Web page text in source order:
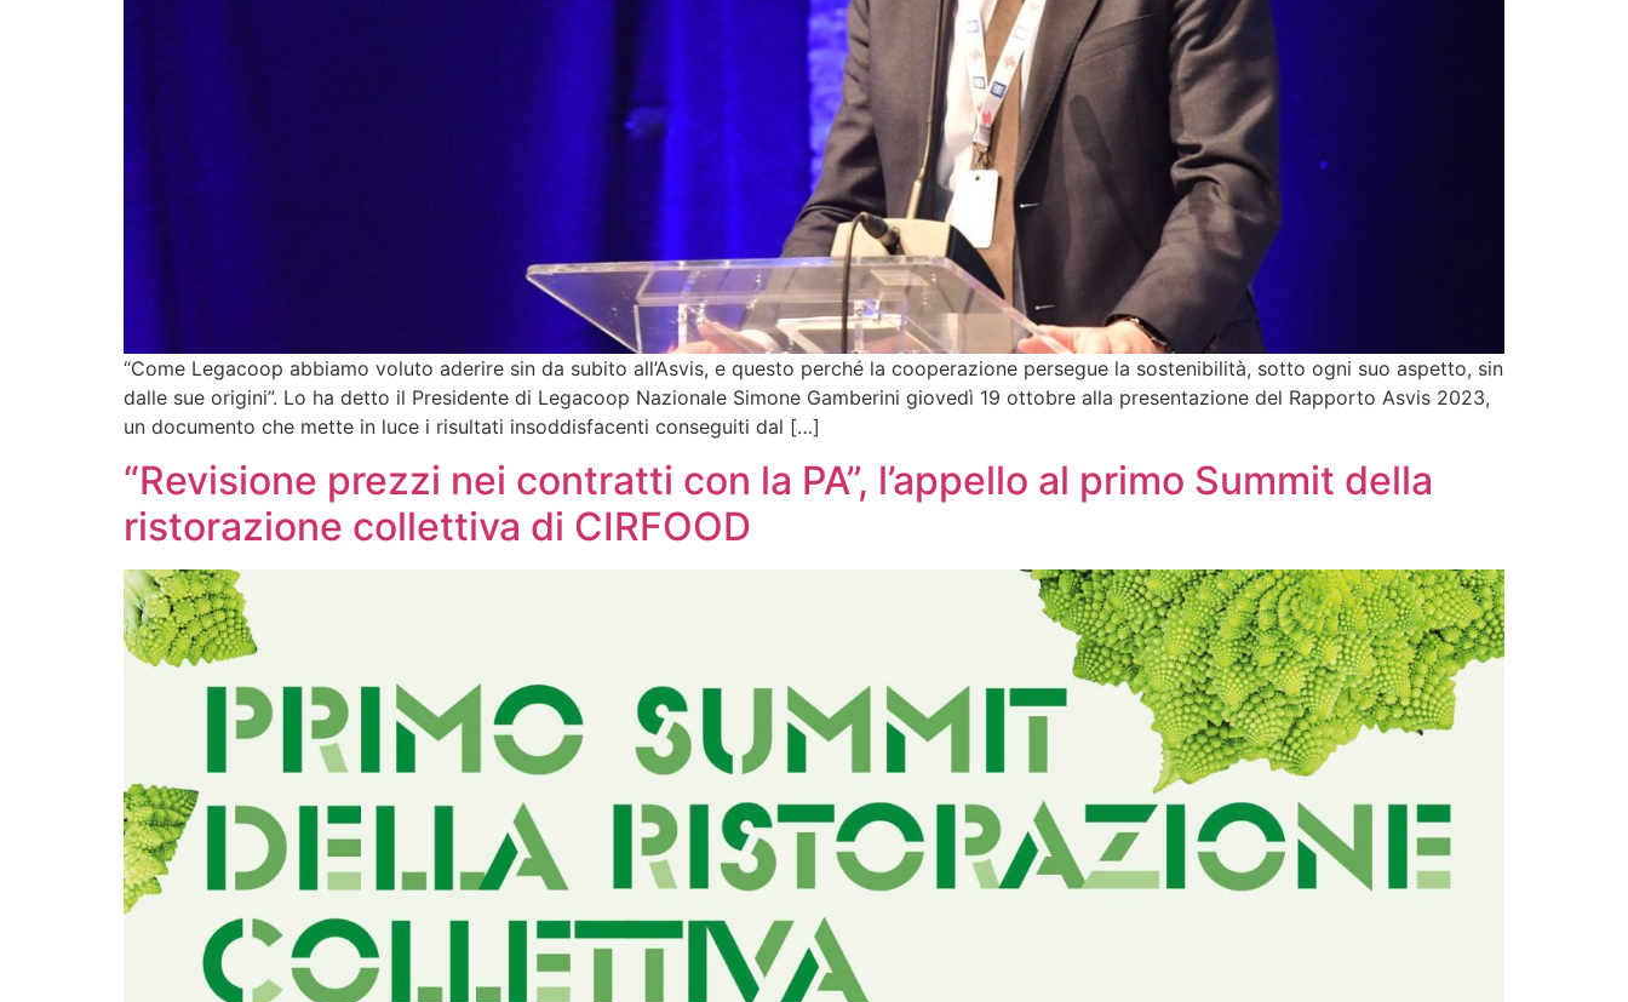
“Come Legacoop abbiamo voluto aderire sin da subito all’Asvis, e questo perché la cooperazione persegue la sostenibilità, sotto ogni suo aspetto, sin
dalle sue origini”. Lo ha detto il Presidente di Legacoop Nazionale Simone Gamberini giovedì 19 ottobre alla presentazione del Rapporto Asvis 2023,
un documento che mette in luce i risultati insoddisfacenti conseguiti dal […]
“Revisione prezzi nei contratti con la PA”, l’appello al primo Summit della
ristorazione collettiva di CIRFOOD